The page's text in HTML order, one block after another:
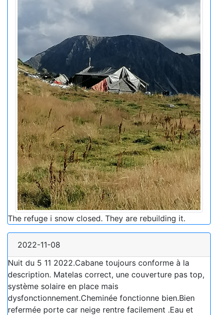
The refuge i snow closed. They are rebuilding it.
2022-11-08
Nuit du 5 11 2022.Cabane toujours conforme à la
description. Matelas correct, une couverture pas top,
système solaire en place mais
dysfonctionnement.Cheminée fonctionne bien.Bien
refermée porte car neige rentre facilement .Eau et